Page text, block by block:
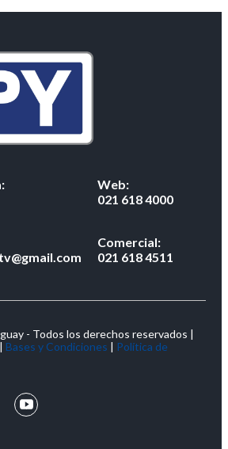
Web:
021 618 4000
Comercial:
021 618 4511
- Todos los derechos reservados |
Bases y Condiciones | Política de
youtube